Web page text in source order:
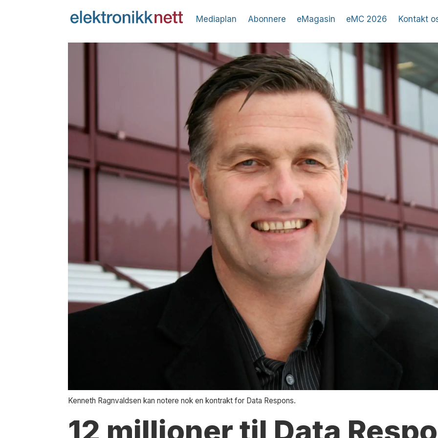
Mediaplan Abonnere eMagasin eMC 2026 Kontakt
Kenneth Ragnvaldsen kan notere nok en kontrakt for Data Respons.
12 millioner til Data